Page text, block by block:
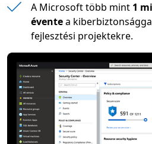
A Microsoft több mint 1
éventea
fejlesztési projektekre.